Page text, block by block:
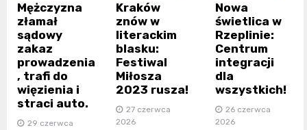
Mężczyzna
złamał
sądowy
zakaz
prowadzenia
, trafi do
więzienia i
straci auto.
29 czerwca
Kraków
znów w
literackim
blasku:
Festiwal
Miłosza
2023 rusza!
27 czerwca
2026
Nowa
świetlica w
Rzeplinie:
Centrum
integracji
dla
wszystkich!
26 czerwca
2026